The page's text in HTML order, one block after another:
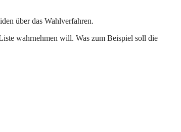
über das Wahlverfahren.
wahrnehmen will. Was zum Beispiel soll die